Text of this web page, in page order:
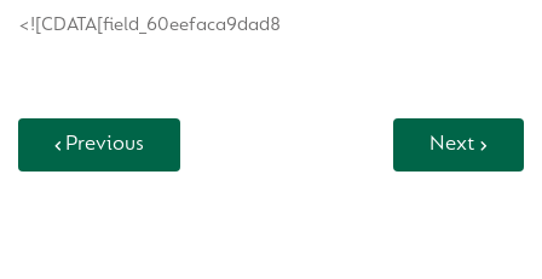
<![CDATA[field_60eefaca9dad8
Previous Next